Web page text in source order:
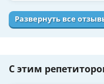
Развернуть все
С этим